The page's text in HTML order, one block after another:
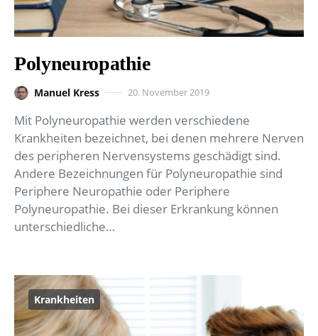
Polyneuropathie
Manuel Kress 20. November 2019
Mit Polyneuropathie werden verschiedene
Krankheiten bezeichnet, bei denen mehrere Nerven
des peripheren Nervensystems geschädigt sind.
Andere Bezeichnungen für Polyneuropathie sind
Periphere Neuropathie oder Periphere
Polyneuropathie. Bei dieser Erkrankung können
unterschiedliche…
Krankheiten